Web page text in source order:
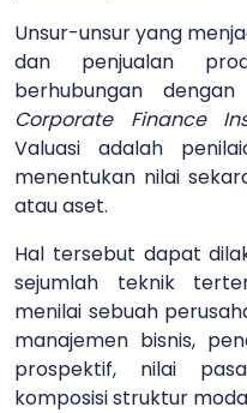
Unsur-unsur yang
dan penjualan
berhubungan
Corporate Finance
Valuasi adalah
menentukan nilai
atau aset.
Hal tersebut dapat
sejumlah teknik
menilai sebuah
manajemen bisnis,
prospektif, nilai
komposisi struktur